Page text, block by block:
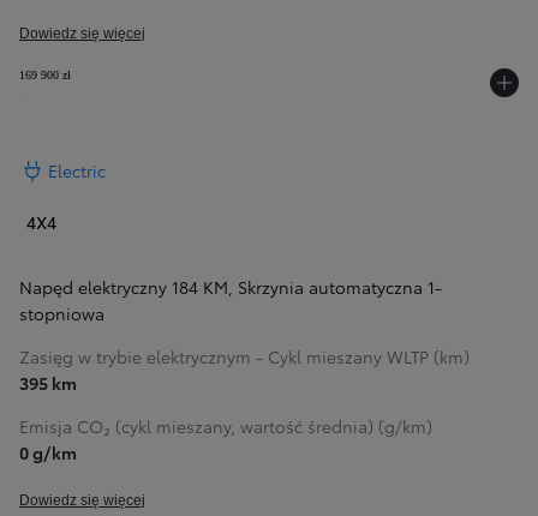
Dowiedz się więcej
169 900 zł
Electric
4X4
Napęd elektryczny 184 KM, Skrzynia automatyczna 1-
stopniowa
Zasięg w trybie elektrycznym - Cykl mieszany WLTP (km)
395 km
Emisja CO₂ (cykl mieszany, wartość średnia) (g/km)
0 g/km
Dowiedz się więcej